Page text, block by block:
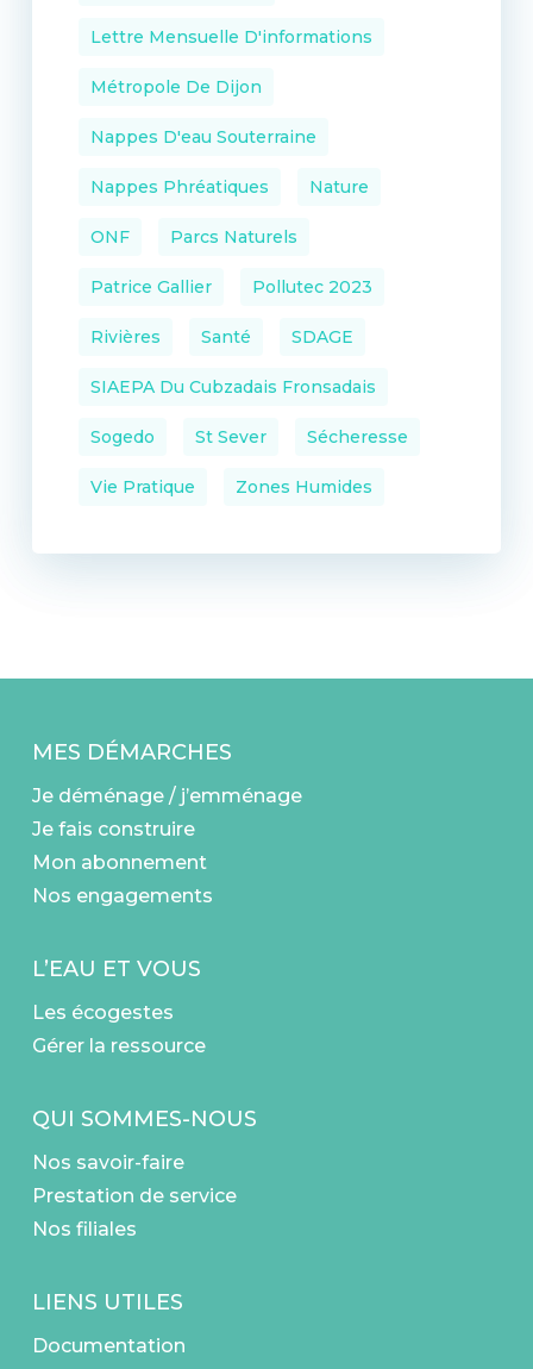
Lettre Mensuelle D'informations
Métropole De Dijon
Nappes D'eau Souterraine
Nappes Phréatiques Nature
ONF Parcs Naturels
Patrice Gallier Pollutec 2023
Rivières Santé SDAGE
SIAEPA Du Cubzadais Fronsadais
Sogedo St Sever Sécheresse
Vie Pratique Zones Humides
MES DÉMARCHES
Je déménage / j’emménage
Je fais construire
Mon abonnement
Nos engagements
L’EAU ET VOUS
Les écogestes
Gérer la ressource
QUI SOMMES-NOUS
Nos savoir-faire
Prestation de service
Nos filiales
LIENS UTILES
Documentation